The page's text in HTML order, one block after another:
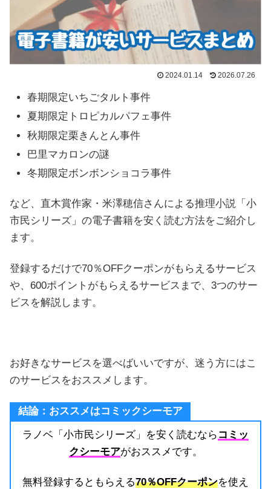
2024.01.14 2026.07.26
春期限定いちごタルト事件
夏期限定トロピカルパフェ事件
秋期限定栗きんとん事件
巴里マカロンの謎
冬期限定ボンボンショコラ事件
など、直木賞作家・米澤穂信さんによる推理小説「小
市民シリーズ」の電子書籍を安く読む方法をご紹介し
ます。
登録するだけで70％OFFクーポンがもらえるサービス
や、600ポイントがもらえるサービスまで、3つのサー
ビスを解説します。
お好きなサービスを選べばいいですが、迷う方にはこ
のサービスをおススメします。
結論：おススメはコミックシーモア
ラノベ「小市民シリーズ」を安く読むなら コミッ
クシーモアがおススメです。
無料登録するともらえる70％OFFクーポンを使え